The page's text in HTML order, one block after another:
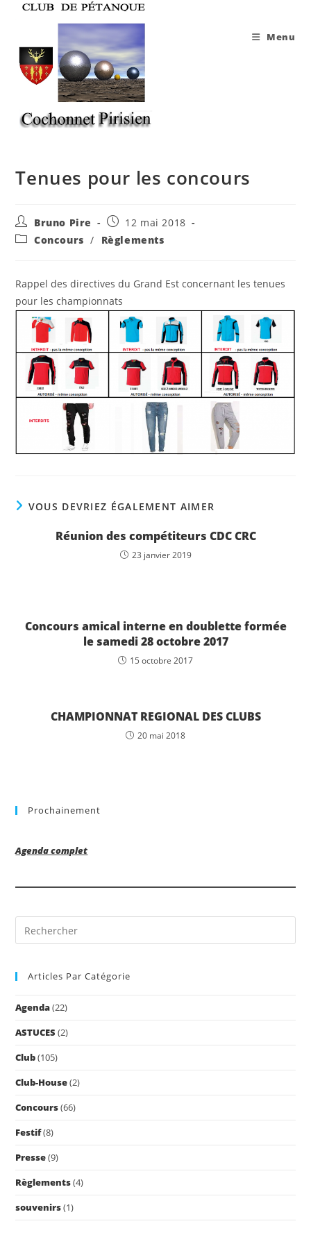
Menu
Tenues pour les concours
Auteur/autrice
de
la
Bruno Pire
Publication
publiée :
12 mai 2018
PostConcours / Règlements
Rappel des directives du Grand Est concernant les tenues
pour les championnats
VOUS DEVRIEZ ÉGALEMENT AIMER
Réunion des compétiteurs CDC CRC
23 janvier 2019
Concours amical interne en doublette formée
le samedi 28 octobre 2017
15 octobre 2017
CHAMPIONNAT REGIONAL DES CLUBS
20 mai 2018
Prochainement
Agenda complet
Articles Par Catégorie
Agenda(22)
ASTUCES (2)
Club(105)
Club-House(2)
Concours(66)
Festif(8)
Presse(9)
Règlements(4)
souvenirs(1)